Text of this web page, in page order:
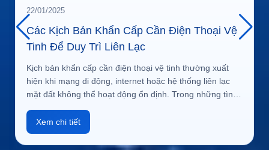
22/01/2025
Các Kịch Bản Khẩn Cấp Cần Điện Thoại Vệ
Tinh Để Duy Trì Liên Lạc
Kịch bản khẩn cấp cần điện thoại vệ tinh thường xuất
hiện khi mạng di động, internet hoặc hệ thống liên lạc
mặt đất không thể hoạt động ổn định. Trong những tình
huống như thiên tai, đi biển xa bờ, thám hiểm rừng núi,
cứu hộ hoặc làm việc tại vùng hẻo lánh, điện
Xem chi tiết